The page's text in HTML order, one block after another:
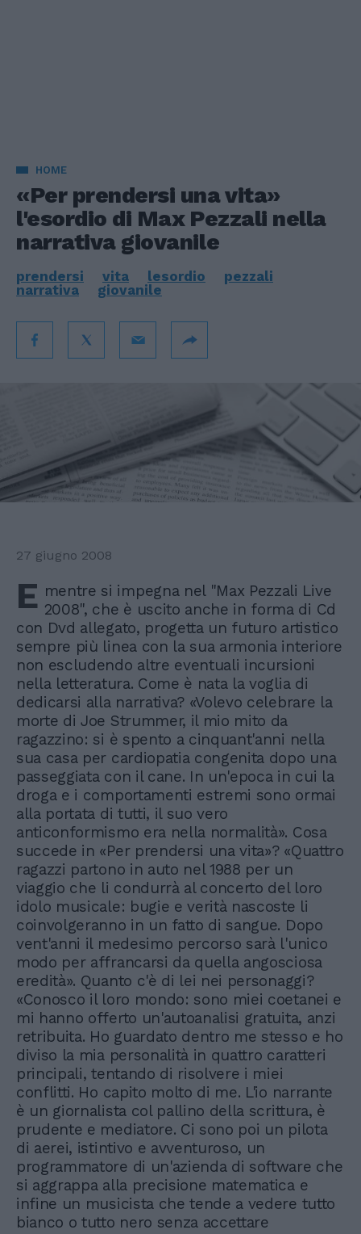
HOME
«Per prendersi una vita»
l'esordio di Max Pezzali nella
narrativa giovanile
prendersi vita lesordio
pezzali
narrativa
giovanile
27 giugno 2008
E mentre si impegna nel "Max Pezzali Live
2008", che è uscito anche in forma di Cd
con Dvd allegato, progetta un futuro artistico
sempre più linea con la sua armonia interiore
non escludendo altre eventuali incursioni
nella letteratura. Come è nata la voglia di
dedicarsi alla narrativa? «Volevo celebrare la
morte di Joe Strummer, il mio mito da
ragazzino: si è spento a cinquant'anni nella
sua casa per cardiopatia congenita dopo una
passeggiata con il cane. In un'epoca in cui la
droga e i comportamenti estremi sono ormai
alla portata di tutti, il suo vero
anticonformismo era nella normalità». Cosa
succede in «Per prendersi una vita»? «Quattro
ragazzi partono in auto nel 1988 per un
viaggio che li condurrà al concerto del loro
idolo musicale: bugie e verità nascoste li
coinvolgeranno in un fatto di sangue. Dopo
vent'anni il medesimo percorso sarà l'unico
modo per affrancarsi da quella angosciosa
eredità». Quanto c'è di lei nei personaggi?
«Conosco il loro mondo: sono miei coetanei e
mi hanno offerto un'autoanalisi gratuita, anzi
retribuita. Ho guardato dentro me stesso e ho
diviso la mia personalità in quattro caratteri
principali, tentando di risolvere i miei
conflitti. Ho capito molto di me. L'io narrante
è un giornalista col pallino della scrittura, è
prudente e mediatore. Ci sono poi un pilota
di aerei, istintivo e avventuroso, un
programmatore di un'azienda di software che
si aggrappa alla precisione matematica e
infine un musicista che tende a vedere tutto
bianco o tutto nero senza accettare